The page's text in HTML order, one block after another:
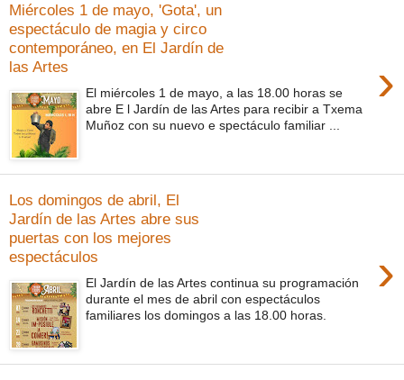
Miércoles 1 de mayo, 'Gota', un
espectáculo de magia y circo
contemporáneo, en El Jardín de
las Artes
›
El miércoles 1 de mayo, a las 18.00 horas se
abre E l Jardín de las Artes para recibir a Txema
Muñoz con su nuevo e spectáculo familiar ...
Los domingos de abril, El
Jardín de las Artes abre sus
puertas con los mejores
espectáculos
›
El Jardín de las Artes continua su programación
durante el mes de abril con espectáculos
familiares los domingos a las 18.00 horas.